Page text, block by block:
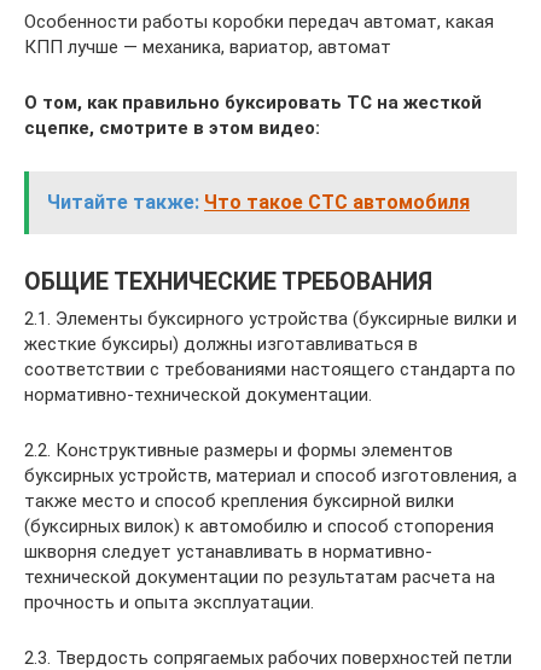
Особенности работы коробки передач автомат, какая
КПП лучше — механика, вариатор, автомат
О том, как правильно буксировать ТС на жесткой
сцепке, смотрите в этом видео:
Читайте также: Что такое СТС автомобиля
ОБЩИЕ ТЕХНИЧЕСКИЕ ТРЕБОВАНИЯ
2.1. Элементы буксирного устройства (буксирные вилки и
жесткие буксиры) должны изготавливаться в
соответствии с требованиями настоящего стандарта по
нормативно-технической документации.
2.2. Конструктивные размеры и формы элементов
буксирных устройств, материал и способ изготовления, а
также место и способ крепления буксирной вилки
(буксирных вилок) к автомобилю и способ стопорения
шкворня следует устанавливать в нормативно-
технической документации по результатам расчета на
прочность и опыта эксплуатации.
2.3. Твердость сопрягаемых рабочих поверхностей петли